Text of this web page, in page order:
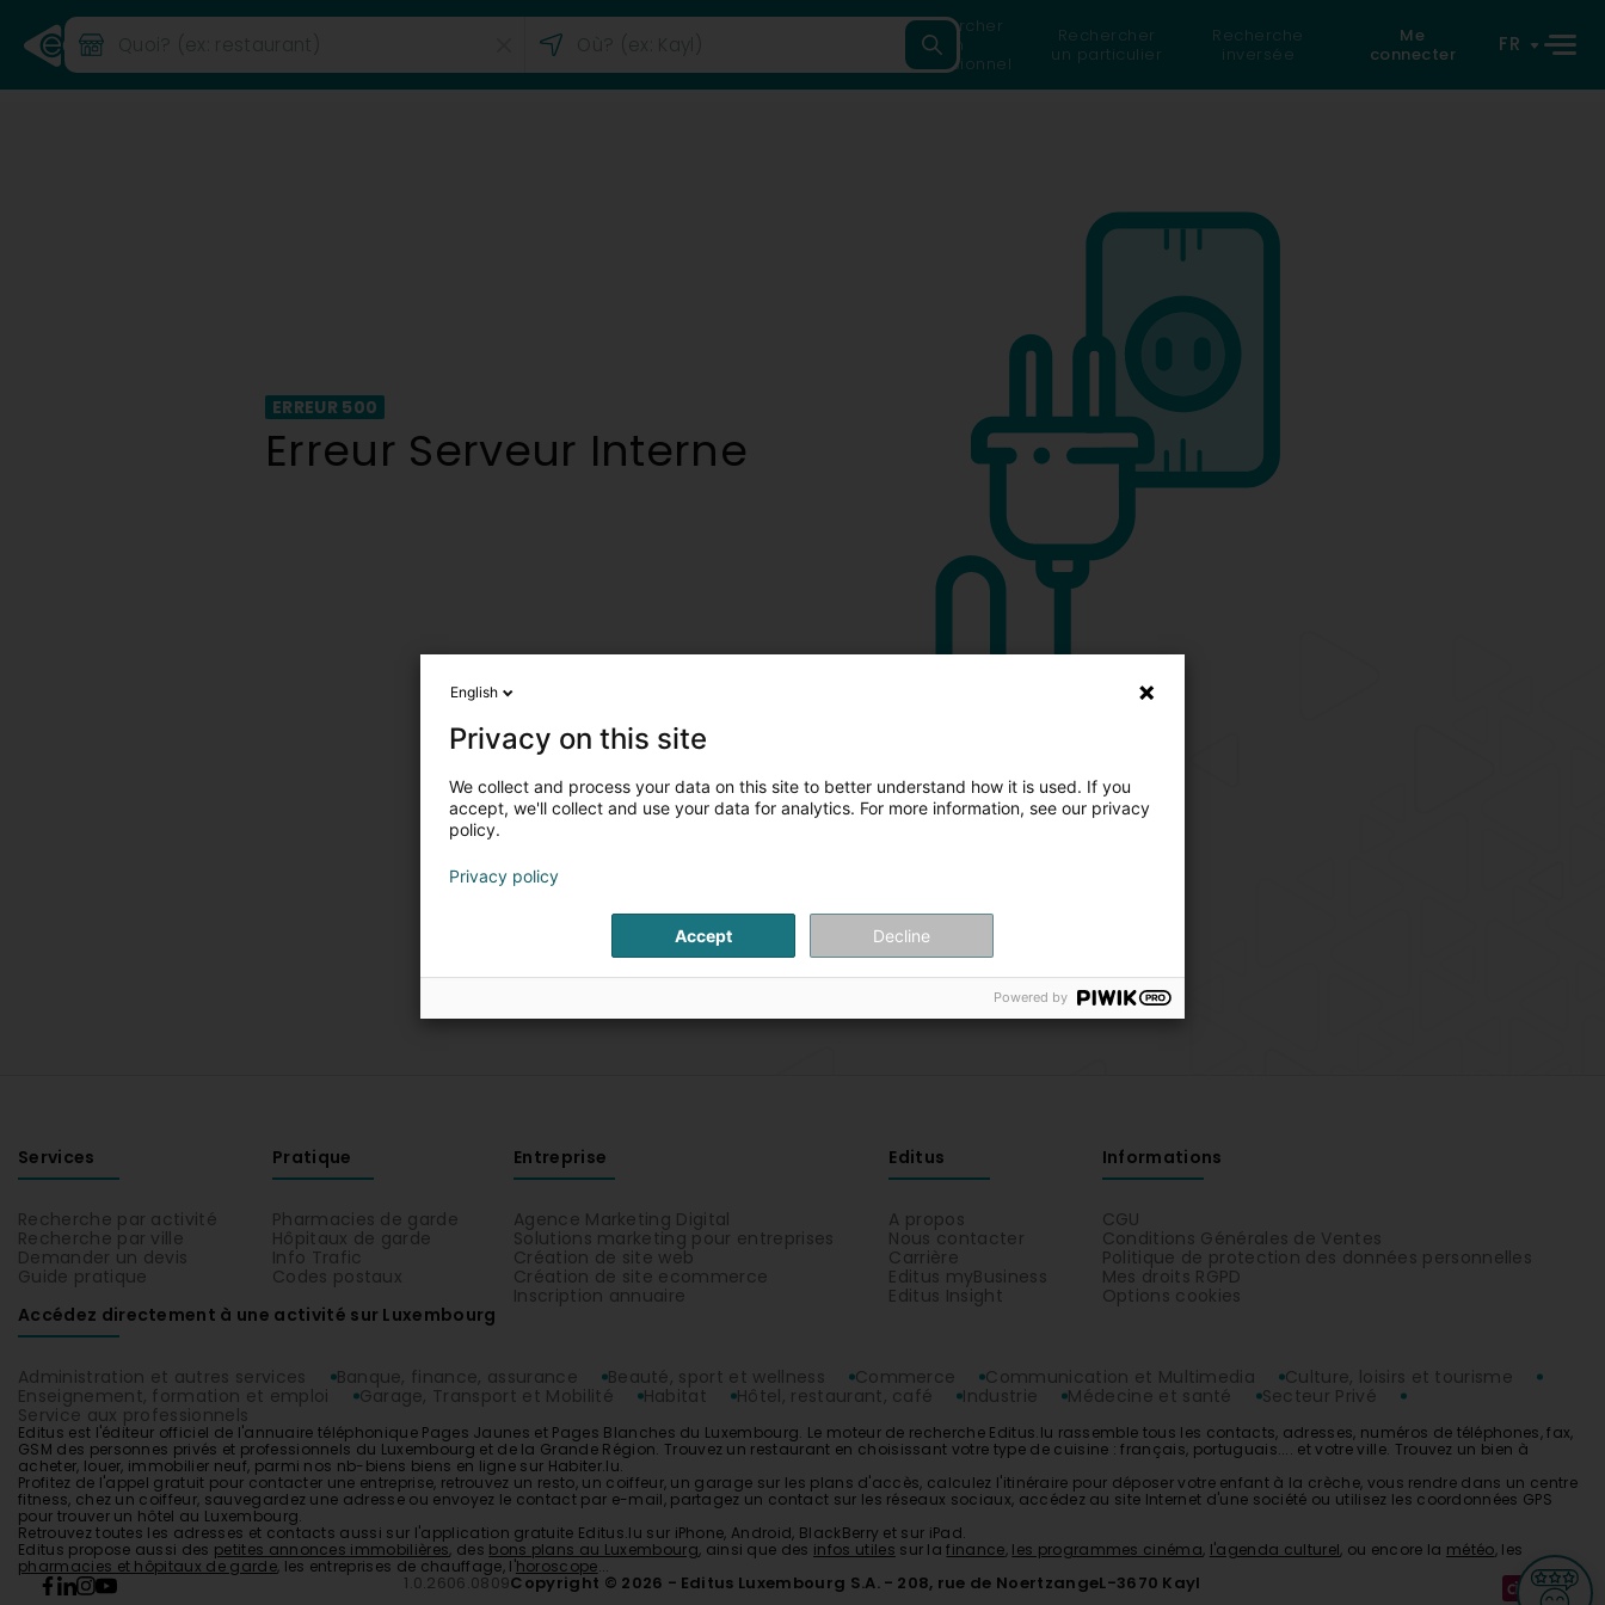
Rechercher
un
professionnel
Rechercher
un particulier
Recherche
inversée
Me
connecter
FR
ERREUR 500
Erreur Serveur Interne
Services
Recherche par activité
Recherche par ville
Demander un devis
Guide pratique
Pratique
Pharmacies de garde
Hôpitaux de garde
Info Trafic
Codes postaux
Entreprise
Agence Marketing Digital
Solutions marketing pour entreprises
Création de site web
Création de site ecommerce
Inscription annuaire
Editus
A propos
Nous contacter
Carrière
Editus myBusiness
Editus Insight
Informations
CGU
Conditions Générales de Ventes
Politique de protection des données personnelles
Mes droits RGPD
Options cookies
Accédez directement à une activité sur Luxembourg
Administration et autres services Banque, finance, assurance Beauté, sport et wellness Commerce Communication et Multimedia
Culture, loisirs et tourisme
Enseignement, formation et emploi
Garage, Transport et Mobilité Habitat Hôtel, restaurant, café Industrie Médecine et santé
Secteur Privé
Service aux professionnels
Editus est l'éditeur officiel de l'annuaire téléphonique Pages Jaunes et Pages Blanches du Luxembourg. Le moteur de recherche Editus.lu rassemble tous les contacts, adresses, numéros de téléphones, fax,
GSM des personnes privés et professionnels du Luxembourg et de la Grande Région. Trouvez un restaurant en choisissant votre type de cuisine : français, portuguais.... et votre ville. Trouvez un bien à
acheter, louer, immobilier neuf, parmi nos nb-biens biens en ligne sur Habiter.lu.
Profitez de l'appel gratuit pour contacter une entreprise, retrouvez un resto, un coiffeur, un garage sur les plans d'accès, calculez l'itinéraire pour déposer votre enfant à la crèche, vous rendre dans un centre
fitness, chez un coiffeur, sauvegardez une adresse ou envoyez le contact par e-mail, partagez un contact sur les réseaux sociaux, accédez au site Internet d'une société ou utilisez les coordonnées GPS
pour trouver un hôtel au Luxembourg.
Retrouvez toutes les adresses et contacts aussi sur l'application gratuite Editus.lu sur iPhone, Android, BlackBerry et sur iPad.
Editus propose aussi des petites annonces immobilières, des bons plans au Luxembourg, ainsi que des infos utiles sur lafinance, les programmes cinéma, l'agenda culturel, ou encore la météo, les
pharmacies et hôpitaux de garde, les entreprises de chauffage, l'horoscope...
1.0.2606.0809Copyright © 2026 Editus Luxembourg S.A. 208, rue de NoertzangeL-3670 Kayl
English
Privacy on this site
We collect and process your data on this site to better understand how it is used. If you
accept, we'll collect and use your data for analytics. For more information, see our privacy
policy.
Privacy policy
Accept Decline
Powered by